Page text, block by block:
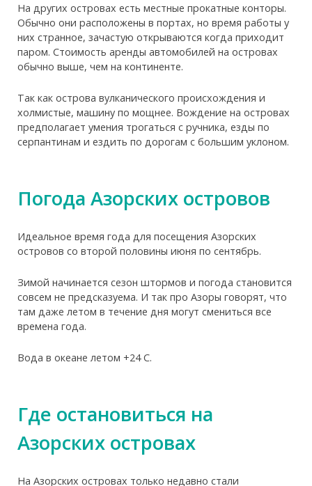
На других островах есть местные прокатные конторы.
Обычно они расположены в портах, но время работы у
них странное, зачастую открываются когда приходит
паром. Стоимость аренды автомобилей на островах
обычно выше, чем на континенте.
Так как острова вулканического происхождения и
холмистые, машину по мощнее. Вождение на островах
предполагает умения трогаться с ручника, езды по
серпантинам и ездить по дорогам с большим уклоном.
Погода Азорских островов
Идеальное время года для посещения Азорских
островов со второй половины июня по сентябрь.
Зимой начинается сезон штормов и погода становится
совсем не предсказуема. И так про Азоры говорят, что
там даже летом в течение дня могут смениться все
времена года.
Вода в океане летом +24 С.
Где остановиться на
Азорских островах
На Азорских островах только недавно стали